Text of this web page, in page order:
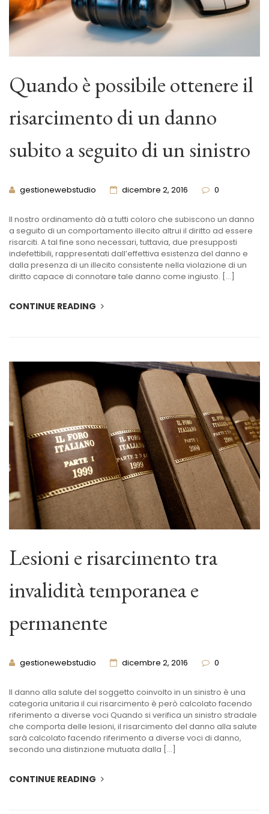
Quando è possibile ottenere il
risarcimento di un danno
subito a seguito di un sinistro
gestionewebstudio dicembre 2, 2016 0
Il nostro ordinamento dà a tutti coloro che subiscono un danno
a seguito di un comportamento illecito altrui il diritto ad essere
risarciti. A tal fine sono necessari, tuttavia, due presupposti
indefettibili, rappresentati dall’effettiva esistenza del danno e
dalla presenza di un illecito consistente nella violazione di un
diritto capace di connotare tale danno come ingiusto. […]
CONTINUE READING
Lesioni e risarcimento tra
invalidità temporanea e
permanente
gestionewebstudio dicembre 2, 2016 0
Il danno alla salute del soggetto coinvolto in un sinistro è una
categoria unitaria il cui risarcimento è però calcolato facendo
riferimento a diverse voci Quando si verifica un sinistro stradale
che comporta delle lesioni, il risarcimento del danno alla salute
sarà calcolato facendo riferimento a diverse voci di danno,
secondo una distinzione mutuata dalla […]
CONTINUE READING